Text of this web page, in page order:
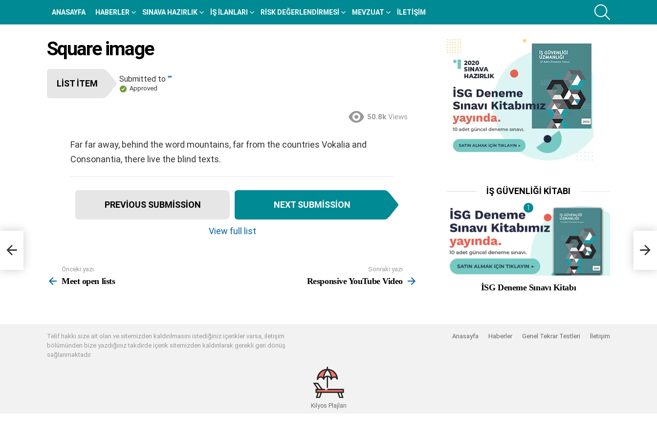
ANASAYFA HABERLER SINAVA HAZIRLIK İŞ İLANLARI RISK DEĞERLENDIRMESI MEVZUAT İLETIŞIM
Square image
LIST ITEM Submitted to ""
Approved
50.8k Views
Far far away, behind the word mountains, far from the countries Vokalia and
Consonantia, there live the blind texts.
v
i
o
PREVIOUS SUBMISSION NEXT SUBMISSION
View full list
more
Önceki yazı
Meet open lists
Sonraki yazı
Responsive YouTube Video
İŞ GÜVENLIĞI KITABI
İSG Deneme Sınavı Kitabı
Telif hakkı size ait olan ve sitemizden kaldırılmasını istediğiniz içerikler varsa, iletişim
bölümünden bize yazdığınız takdirde içerik sitemizden kaldırılarak gerekli geri dönüş
sağlanmaktadır.
Anasayfa Haberler Genel Tekrar Testleri İletişim
Kilyos Plajları